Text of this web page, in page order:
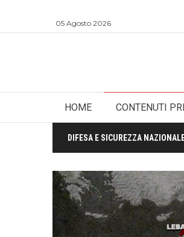
05 Agosto 2026
HOME CONTENUTI
DIFESA E SICUREZZA